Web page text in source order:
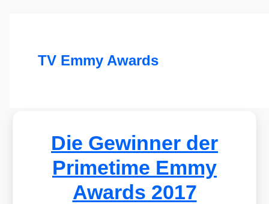
TV Emmy Awards
Die Gewinner der
Primetime Emmy
Awards 2017